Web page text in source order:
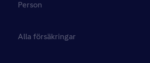
Person
Alla försäkringar